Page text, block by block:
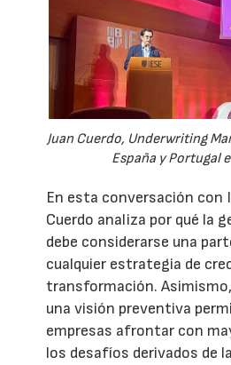
Juan Cuerdo, Underwriting
España y Portugal
En esta conversación con
Cuerdo analiza por qué la
debe considerarse una
cualquier estrategia de
transformación.
una visión preventiva
empresas afrontar con
los desafíos derivados de